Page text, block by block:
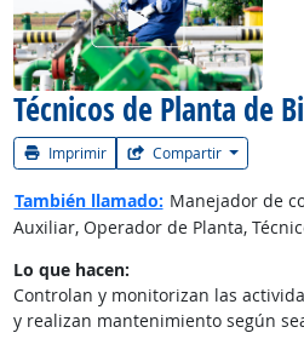
Técnicos de Planta de
Imprimir Compartir
Ver el vίdeo de
También llamado: Manejador de
Auxiliar, Operador de Planta,
Lo que hacen:
Controlan y monitorizan las
y realizan mantenimiento según